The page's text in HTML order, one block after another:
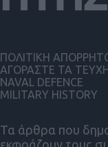
Τα άρθρα που
εκφράζουν τους
ΠΟΛΙΤΙΚΗ
ΑΓΟΡΑΣΤΕ ΤΑ
NAVAL DEFENCE
MILITARY HISTORY